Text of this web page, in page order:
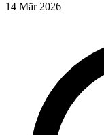
14 Mär 2026